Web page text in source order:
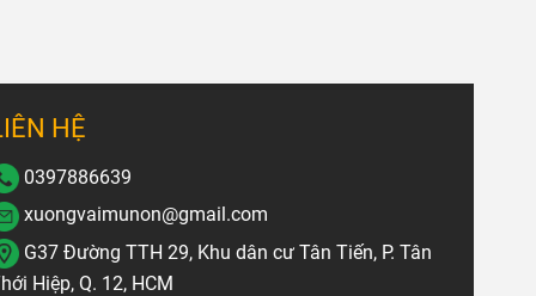
HỆ
0397886639
xuongvaimunon@gmail.com
G37 Đường TTH 29, Khu dân cư Tân Tiến, P. Tân
Hiệp, Q. 12, HCM